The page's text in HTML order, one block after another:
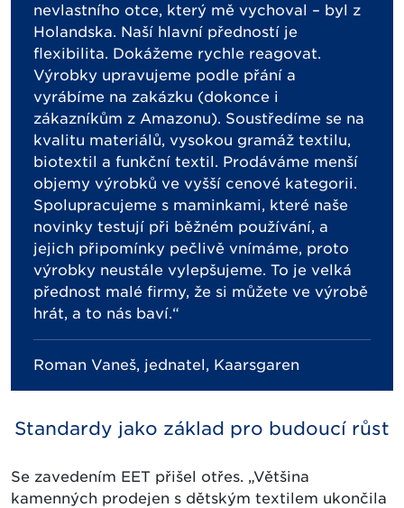
nevlastního otce, který mě vychoval – byl z
Holandska. Naší hlavní předností je
flexibilita. Dokážeme rychle reagovat.
Výrobky upravujeme podle přání a
vyrábíme na zakázku (dokonce i
zákazníkům z Amazonu). Soustředíme se na
kvalitu materiálů, vysokou gramáž textilu,
biotextil a funkční textil. Prodáváme menší
objemy výrobků ve vyšší cenové kategorii.
Spolupracujeme s maminkami, které naše
novinky testují při běžném používání, a
jejich připomínky pečlivě vnímáme, proto
výrobky neustále vylepšujeme. To je velká
přednost malé firmy, že si můžete ve výrobě
hrát, a to nás baví.“
Roman Vaneš, jednatel, Kaarsgaren
Standardy jako základ pro budoucí růst
Se zavedením EET přišel otřes. „Většina
kamenných prodejen s dětským textilem ukončila